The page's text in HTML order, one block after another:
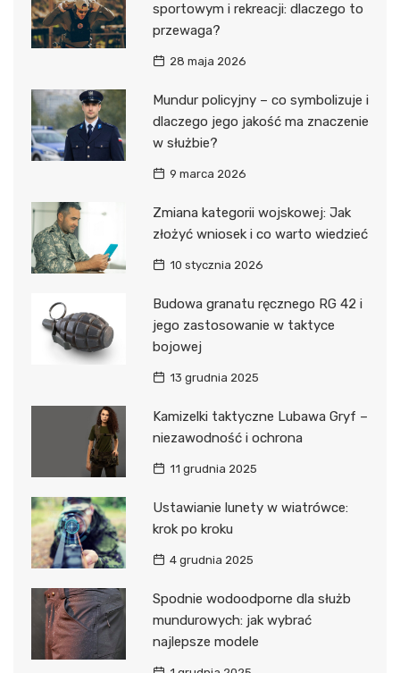
sportowym i rekreacji: dlaczego to
przewaga?
28 maja 2026
Mundur policyjny – co symbolizuje i
dlaczego jego jakość ma znaczenie
w służbie?
9 marca 2026
Zmiana kategorii wojskowej: Jak
złożyć wniosek i co warto wiedzieć
10 stycznia 2026
Budowa granatu ręcznego RG 42 i
jego zastosowanie w taktyce
bojowej
13 grudnia 2025
Kamizelki taktyczne Lubawa Gryf –
niezawodność i ochrona
11 grudnia 2025
Ustawianie lunety w wiatrówce:
krok po kroku
4 grudnia 2025
Spodnie wodoodporne dla służb
mundurowych: jak wybrać
najlepsze modele